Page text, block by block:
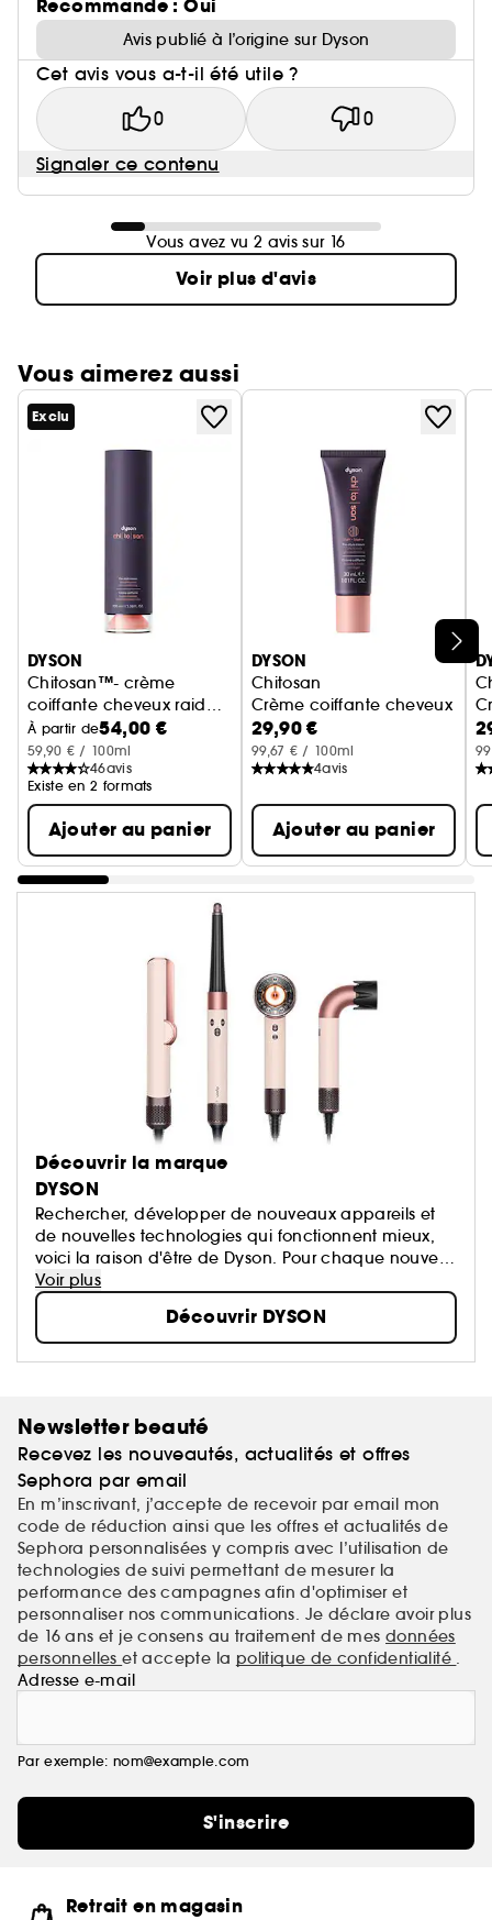
Recommande : Oui
Avis publié à l’origine sur Dyson
Cet avis vous a-t-il été utile ?
0 0
Signaler ce contenu
Vous avez vu 2 avis sur 16
Voir plus d'avis
Vous aimerez aussi
Ignorer le carrousel produits
Exclu
DYSON
Chitosan™- crème
coiffante cheveux raides
à ondulés, soin riche
À partir de54,00 €
59,90 € / 100ml
46avis
Existe en 2 formats
Ajouter au panier
DYSON
Chitosan
Crème coiffante cheveux
29,90 €
99,67 € / 100ml
4avis
Ajouter au panier
Découvrir la marque
DYSON
Rechercher, développer de nouveaux appareils et
de nouvelles technologies qui fonctionnent mieux,
voici la raison d'être de Dyson. Pour chaque nouvelle
technologie, les ingénieurs Dyson se remettent
toujours en question dans le but d'améliorer l'existant
et de développer de nouvelles inventions.
Voir plus
Découvrir DYSON
Newsletter beauté
Recevez les nouveautés, actualités et offres
Sephora par email
En m’inscrivant, j’accepte de recevoir par email mon
code de réduction ainsi que les offres et actualités de
Sephora personnalisées y compris avec l’utilisation de
technologies de suivi permettant de mesurer la
performance des campagnes afin d'optimiser et
personnaliser nos communications. Je déclare avoir plus
de 16 ans et je consens au traitement de mes données
personnelleset accepte la politique de confidentialité .
Adresse e-mail
Par exemple: nom@example.com
S'inscrire
Retrait en magasin